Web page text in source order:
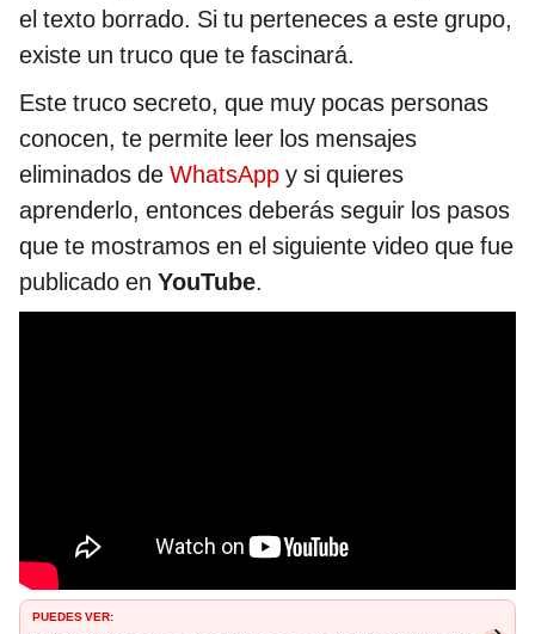
el texto borrado. Si tu perteneces a este grupo,
existe un truco que te fascinará.
Este truco secreto, que muy pocas personas
conocen, te permite leer los mensajes
eliminados de WhatsApp y si quieres
aprenderlo, entonces deberás seguir los pasos
que te mostramos en el siguiente video que fue
publicado en YouTube.
PUEDES VER: